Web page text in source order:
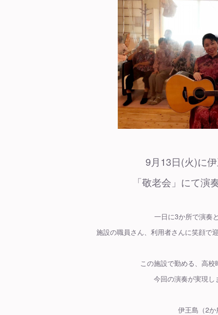
9月13日(火)に
「敬老会」にて
一日に3か所で演奏
施設の職員さん、利用者さんに笑顔で
この施設で勤める、高
今回の演奏が実現
伊王島（2